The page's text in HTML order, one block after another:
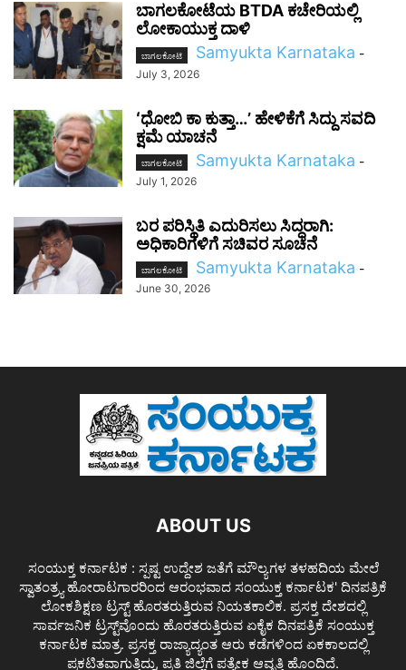
ಬಾಗಲಕೋಟೆಯ BTDA ಕಚೇರಿಯಲ್ಲಿ
ಲೋಕಾಯುಕ್ತ ದಾಳಿ
ಬಾಗಲಕೋಟೆ Samyukta Karnataka -
July 3, 2026
ʻಧೋಬಿ ಕಾ ಕುತ್ತಾ…ʼ ಹೇಳಿಕೆಗೆ ಸಿದ್ದು ಸವದಿ
ಕ್ಷಮೆ ಯಾಚನೆ
ಬಾಗಲಕೋಟೆ Samyukta Karnataka -
July 1, 2026
ಬರ ಪರಿಸ್ಥಿತಿ ಎದುರಿಸಲು ಸಿದ್ಧರಾಗಿ:
ಅಧಿಕಾರಿಗಳಿಗೆ ಸಚಿವರ ಸೂಚನೆ
ಬಾಗಲಕೋಟೆ Samyukta Karnataka -
June 30, 2026
ABOUT US
ಸಂಯುಕ್ತ ಕರ್ನಾಟಕ : ಸ್ಪಷ್ಟ ಉದ್ದೇಶ ಜತೆಗೆ ಮೌಲ್ಯಗಳ ತಳಹದಿಯ ಮೇಲೆ
ಸ್ವಾತಂತ್ರ್ಯ ಹೋರಾಟಗಾರರಿಂದ ಆರಂಭವಾದ ಸಂಯುಕ್ತ ಕರ್ನಾಟಕ' ದಿನಪತ್ರಿಕೆ
ಲೋಕಶಿಕ್ಷಣ ಟ್ರಸ್ಟ್ ಹೊರತರುತ್ತಿರುವ ನಿಯತಕಾಲಿಕ. ಪ್ರಸಕ್ತ ದೇಶದಲ್ಲಿ
ಸಾರ್ವಜನಿಕ ಟ್ರಸ್ಟ್‌ವೊಂದು ಹೊರತರುತ್ತಿರುವ ಏಕೈಕ ದಿನಪತ್ರಿಕೆ ಸಂಯುಕ್ತ
ಕರ್ನಾಟಕ ಮಾತ್ರ. ಪ್ರಸಕ್ತ ರಾಜ್ಯಾದ್ಯಂತ ಆರು ಕಡೆಗಳಿಂದ ಏಕಕಾಲದಲ್ಲಿ
ಪ್ರಕಟಿತವಾಗುತ್ತಿದ್ದು, ಪ್ರತಿ ಜಿಲ್ಲೆಗೆ ಪತ್ಯೇಕ ಆವೃತ್ತಿ ಹೊಂದಿದೆ.